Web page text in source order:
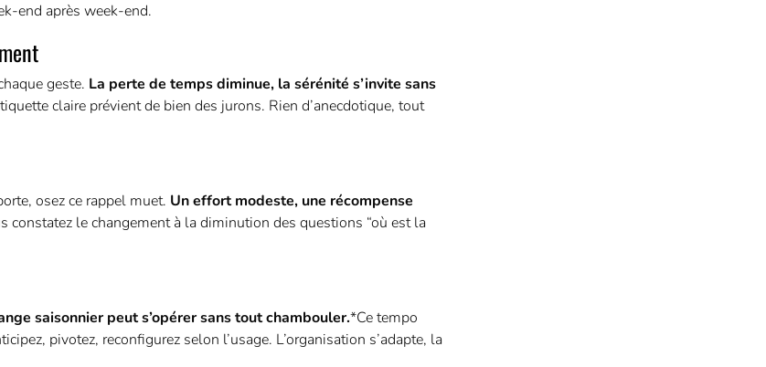
end après week-end.
geste. La perte de temps diminue, la sérénité s’invite sans
claire prévient de bien des jurons. Rien d’anecdotique, tout
osez ce rappel muet. Un effort modeste, une récompense
constatez le changement à la diminution des questions “où est la
saisonnier peut s’opérer sans tout chambouler.*Ce tempo
pivotez, reconfigurez selon l’usage. L’organisation s’adapte, la